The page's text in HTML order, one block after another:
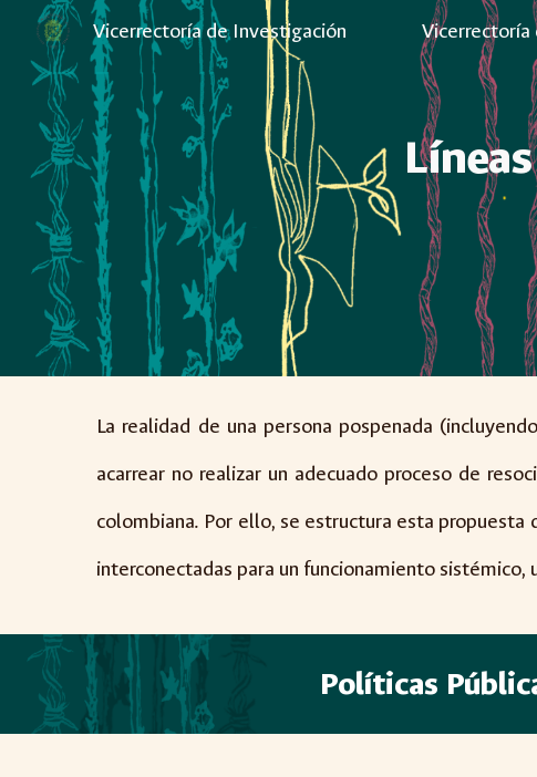
Skip to
Vicerrectoría de Investigación Vicerrectoría
La realidad de una persona pospenada
acarrear no realizar un adecuado proceso de
colombiana. Por ello, se estructura esta propuesta
interconectadas para un funcionamiento
Políticas